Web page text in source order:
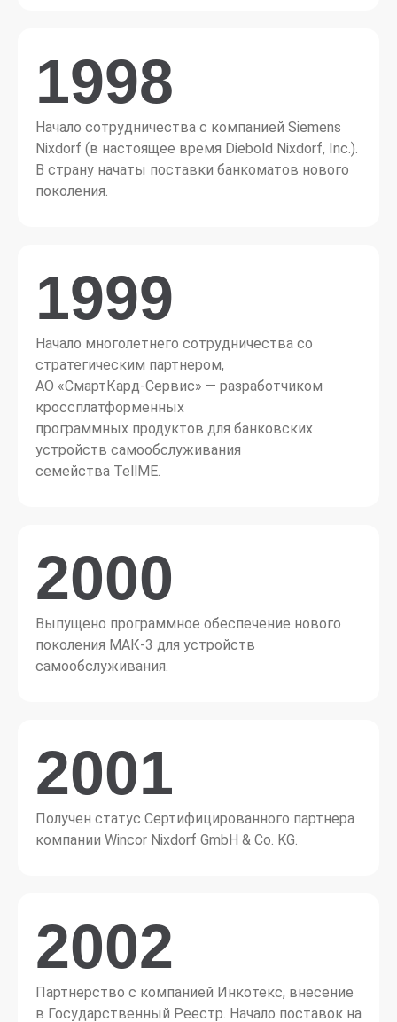
1998
Начало сотрудничества с компанией Siemens
Nixdorf (в настоящее время Diebold Nixdorf, Inc.).
В страну начаты поставки банкоматов нового
поколения.
1999
Начало многолетнего сотрудничества со
стратегичеcким партнером,
АО «СмартКард-Сервис» — разработчиком
кроссплатформенных
программных продуктов для банковских
устройств самообслуживания
семейства TellME.
2000
Выпущено программное обеспечение нового
поколения МАК-3 для устройств
самообслуживания.
2001
Получен статус Сертифицированного партнера
компании Wincor Nixdorf GmbH & Co. KG.
2002
Партнерство с компанией Инкотекс, внесение
в Государственный Реестр. Начало поставок на